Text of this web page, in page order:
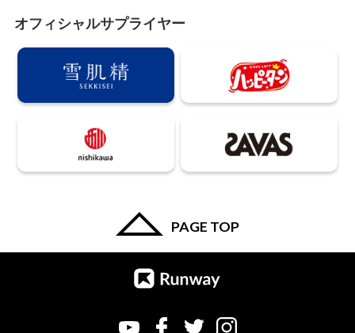
オフィシャルサプライヤー
PAGE TOP